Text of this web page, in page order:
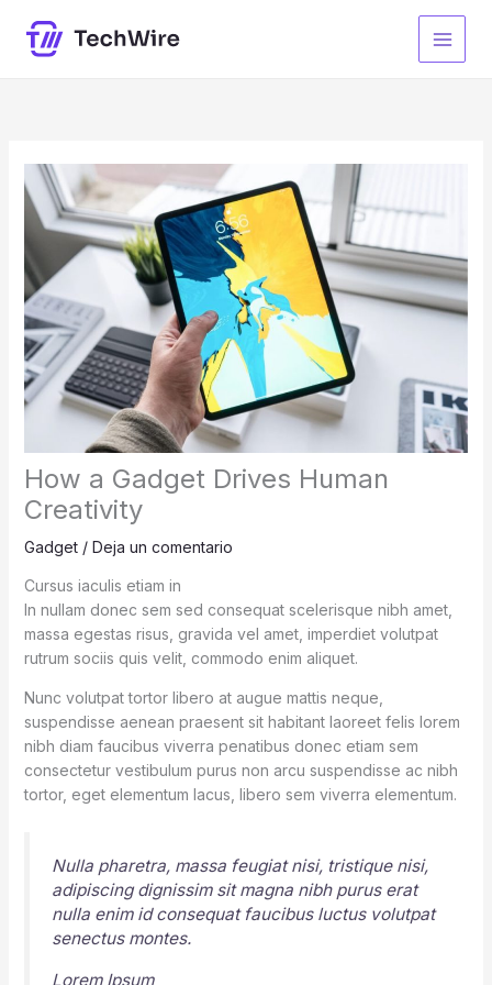
contenido
How a Gadget Drives Human
Creativity
Gadget/ Deja un comentario
Cursus iaculis etiam in
In nullam donec sem sed consequat scelerisque nibh amet,
massa egestas risus, gravida vel amet, imperdiet volutpat
rutrum sociis quis velit, commodo enim aliquet.
Nunc volutpat tortor libero at augue mattis neque,
suspendisse aenean praesent sit habitant laoreet felis lorem
nibh diam faucibus viverra penatibus donec etiam sem
consectetur vestibulum purus non arcu suspendisse ac nibh
tortor, eget elementum lacus, libero sem viverra elementum.
Nulla pharetra, massa feugiat nisi, tristique nisi,
adipiscing dignissim sit magna nibh purus erat
nulla enim id consequat faucibus luctus volutpat
senectus montes.
Lorem Ipsum